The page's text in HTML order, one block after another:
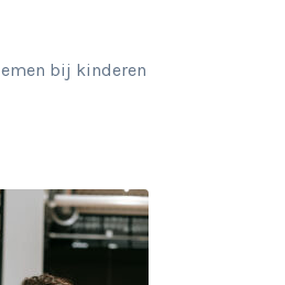
bij kinderen